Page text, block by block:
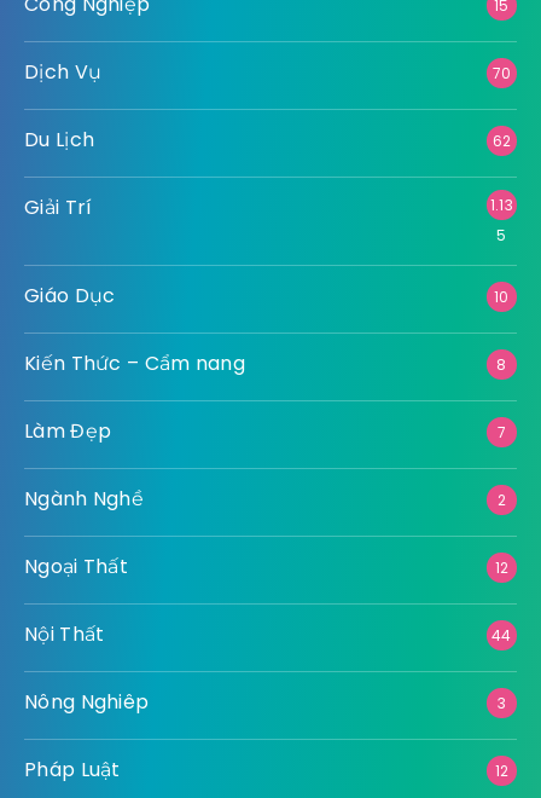
15
Dịch Vụ 70
Du Lịch 62
Giải Trí
1.13
5
Giáo Dục 10
Kiến Thức – Cẩm nang 8
Làm Đẹp 7
Ngành Nghề 2
Ngoại Thất 12
Nội Thất 44
Nông Nghiêp 3
Pháp Luật 12